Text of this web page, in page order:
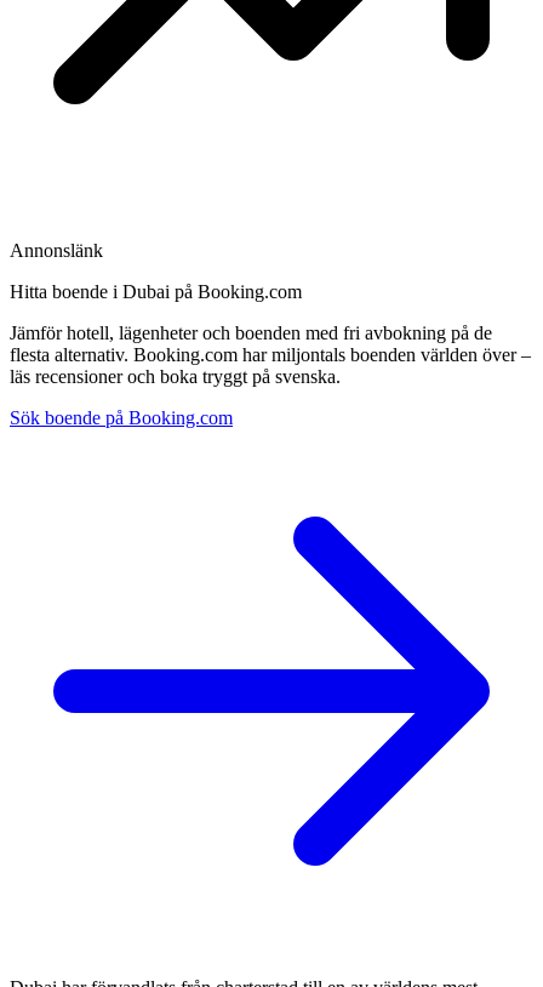
Annonslänk
Hitta boende i Dubai på Booking.com
Jämför hotell, lägenheter och boenden med fri avbokning på de
flesta alternativ. Booking.com har miljontals boenden världen över –
läs recensioner och boka tryggt på svenska.
Sök boende på Booking.com